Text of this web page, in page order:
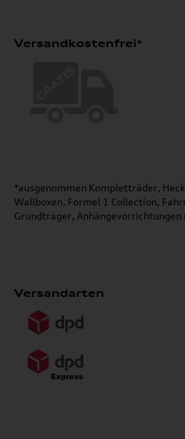
Versandkostenfrei*
*ausgenommen Kompletträder,
Wallboxen, Formel 1 Collection,
Grundträger, Anhängevorrichtungen
Versandarten